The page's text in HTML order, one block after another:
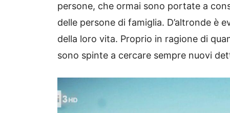
persone, che ormai sono portate a
delle persone di famiglia. D’altronde
della loro vita. Proprio in ragione di
sono spinte a cercare sempre nuovi